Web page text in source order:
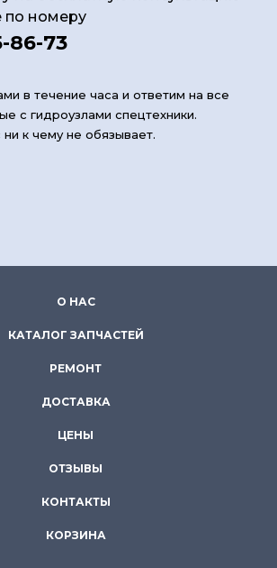
по номеру
86-73
в течение часа и ответим на все
с гидроузлами спецтехники.
ни к чему не обязывает.
О НАС
КАТАЛОГ ЗАПЧАСТЕЙ
РЕМОНТ
ДОСТАВКА
ЦЕНЫ
ОТЗЫВЫ
КОНТАКТЫ
КОРЗИНА